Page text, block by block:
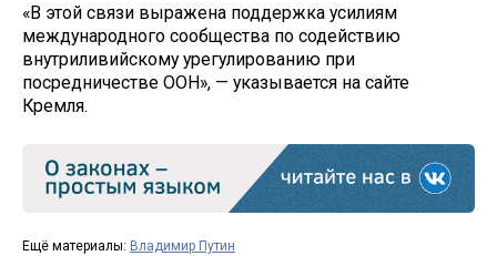
«В этой связи выражена поддержка усилиям
международного сообщества по содействию
внутриливийскому урегулированию при
посредничестве ООН», — указывается на сайте
Кремля.
Ещё материалы: Владимир Путин